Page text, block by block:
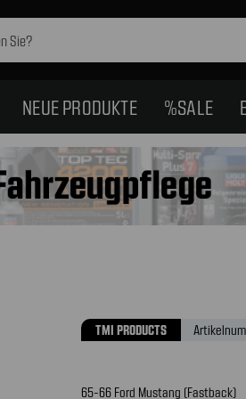
NEUE PRODUKTE %SALE
TMI PRODUCTS
65-66 Ford Mustang (Fastback)